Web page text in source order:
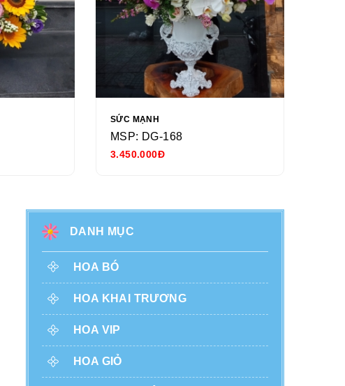
SỨC MẠNH
MSP: DG-168
3.450.000Đ
DANH MỤC
HOA BÓ
HOA KHAI TRƯƠNG
HOA VIP
HOA GIỎ